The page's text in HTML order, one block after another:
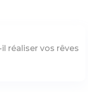
réaliser vos rêves